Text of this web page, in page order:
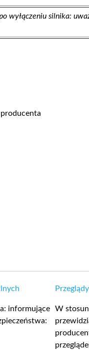
wyłączeniu silnika:
producenta
informujące
Przeglądy
W